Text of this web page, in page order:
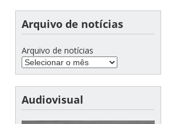
Arquivo de notícias
Arquivo de notícias
Audiovisual